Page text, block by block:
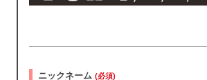
ニックネーム (必須)